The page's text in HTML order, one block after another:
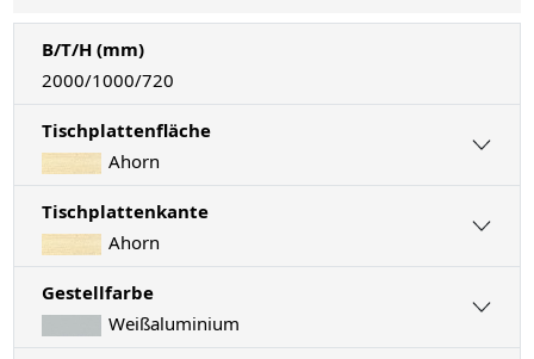
B/T/H (mm)
2000/1000/720
Tischplattenfläche
Ahorn
Tischplattenkante
Ahorn
Gestellfarbe
Weißaluminium